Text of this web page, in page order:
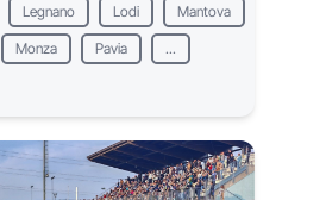
Legnano Lodi Mantova
Monza Pavia ...